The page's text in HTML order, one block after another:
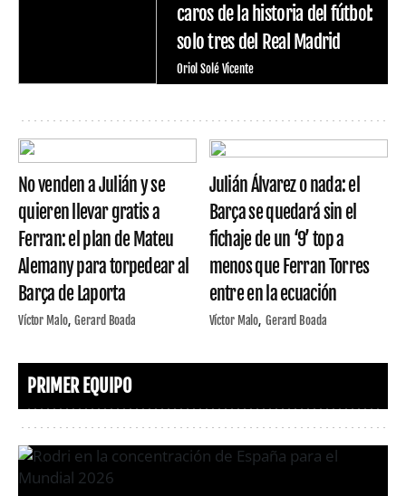
caros de la historia del fútbol:
solo tres del Real Madrid
Oriol Solé Vicente
No venden a Julián y se
quieren llevar gratis a
Ferran: el plan de Mateu
Alemany para torpedear al
Barça de Laporta
Víctor Malo Gerard Boada
Julián Álvarez o nada: el
Barça se quedará sin el
fichaje de un ‘9’ top a
menos que Ferran Torres
entre en la ecuación
Víctor Malo Gerard Boada
PRIMER EQUIPO